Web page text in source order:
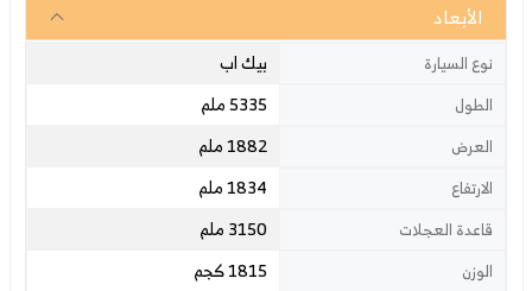
الأبعاد
نوع السيارة بيك اب
الطول 5335 ملم
العرض 1882 ملم
الارتفاع 1834 ملم
قاعدة العجلات 3150 ملم
الوزن 1815 كجم